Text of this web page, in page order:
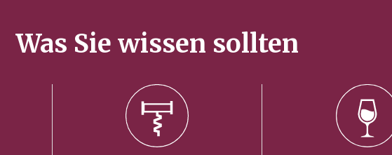
Was Sie wissen sollten